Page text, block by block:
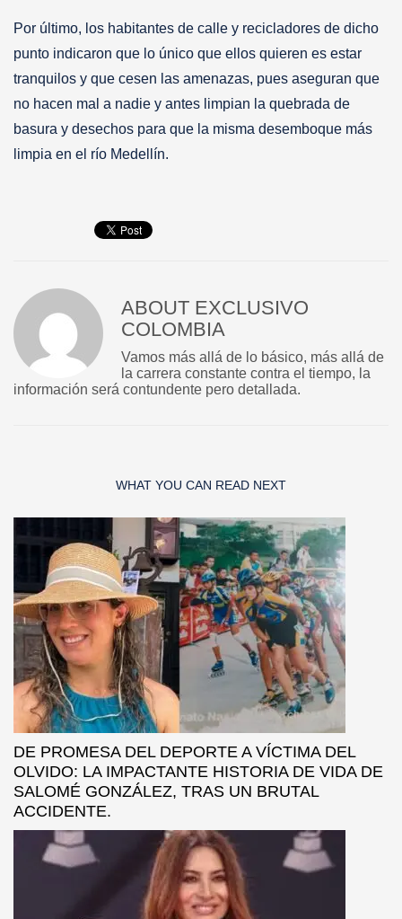
Por último, los habitantes de calle y recicladores de dicho
punto indicaron que lo único que ellos quieren es estar
tranquilos y que cesen las amenazas, pues aseguran que
no hacen mal a nadie y antes limpian la quebrada de
basura y desechos para que la misma desemboque más
limpia en el río Medellín.
ABOUT EXCLUSIVO
COLOMBIA
Vamos más allá de lo básico, más allá de
la carrera constante contra el tiempo, la
información será contundente pero detallada.
WHAT YOU CAN READ NEXT
DE PROMESA DEL DEPORTE A VÍCTIMA DEL
OLVIDO: LA IMPACTANTE HISTORIA DE VIDA DE
SALOMÉ GONZÁLEZ, TRAS UN BRUTAL
ACCIDENTE.